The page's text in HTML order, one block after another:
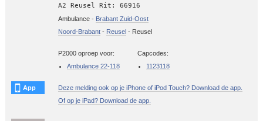
A2 Reusel Rit: 66916
Ambulance - Brabant Zuid-Oost
Noord-Brabant- Reusel - Reusel
P2000 oproep voor:
Ambulance 22-118
Capcodes:
1123118
App
Deze melding ook op je iPhone of iPod Touch? Download de app.
Of op je iPad? Download de app.